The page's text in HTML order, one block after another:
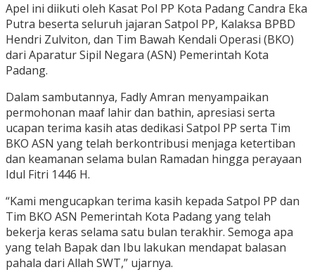
Apel ini diikuti oleh Kasat Pol PP Kota Padang Candra Eka
Putra beserta seluruh jajaran Satpol PP, Kalaksa BPBD
Hendri Zulviton, dan Tim Bawah Kendali Operasi (BKO)
dari Aparatur Sipil Negara (ASN) Pemerintah Kota
Padang.
Dalam sambutannya, Fadly Amran menyampaikan
permohonan maaf lahir dan bathin, apresiasi serta
ucapan terima kasih atas dedikasi Satpol PP serta Tim
BKO ASN yang telah berkontribusi menjaga ketertiban
dan keamanan selama bulan Ramadan hingga perayaan
Idul Fitri 1446 H.
“Kami mengucapkan terima kasih kepada Satpol PP dan
Tim BKO ASN Pemerintah Kota Padang yang telah
bekerja keras selama satu bulan terakhir. Semoga apa
yang telah Bapak dan Ibu lakukan mendapat balasan
pahala dari Allah SWT,” ujarnya.